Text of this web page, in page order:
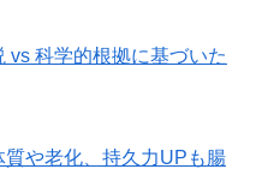
vs 科学的根拠に基づいた
や老化、持久力UPも腸